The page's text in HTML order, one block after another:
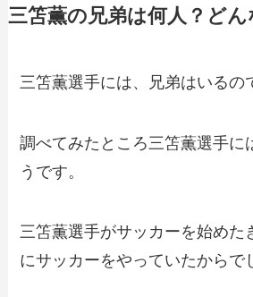
三笘薫の兄弟は何人？どん
三笘薫選手には、兄弟はいるの
調べてみたところ三笘薫選手に
うです。
三笘薫選手がサッカーを始めた
にサッカーをやっていたからで